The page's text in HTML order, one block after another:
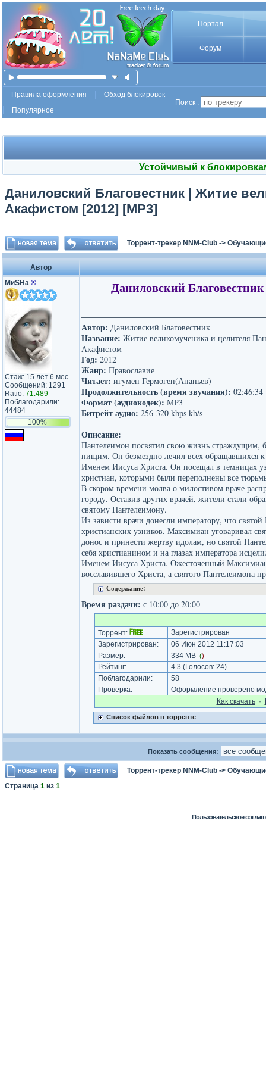
Портал
Форум
Правила оформления
Обход блокировок
Популярное
Поиск :
Устойчивый к
Даниловский Благовестник | Житие
Акафистом [2012] [MP3]
Торрент-трекер NNM-Club ->
Автор
МиSHа ®
Стаж: 15 лет 6 мес.
Сообщений: 1291
Ratio: 71.489
Поблагодарили:
44484
100%
Даниловский
Автор: Даниловский Благовестник
Название: Житие великомученика и целителя
Акафистом
Год: 2012
Жанр: Православие
Читает: игумен Гермоген(Ананьев)
Продолжительность (время звучания): 02:46:34
Формат (аудиокодек): MP3
Битрейт аудио: 256-320 kbps kb/s
Описание:
Пантелеимон посвятил свою жизнь страждущим,
нищим. Он безмездно лечил всех обращавшихся
Именем Иисуса Христа. Он посещал в темницах
христиан, которыми были переполнены все
В скором времени молва о милостивом враче
городу. Оставив других врачей, жители стали
святому Пантелеимону.
Из зависти врачи донесли императору, что
христианских узников. Максимиан уговаривал
донос и принести жертву идолам, но святой
себя христианином и на глазах императора
Именем Иисуса Христа. Ожесточенный
восславившего Христа, а святого Пантелеимона
Содержание:
Время раздачи: с 10:00 до 20:00
Торрент:
Зарегистрирован
Зарегистрирован:
06 Июн 2012 11:17:03
Размер:
334 MB ()
Рейтинг: 4.3 (Голосов: 24)
Поблагодарили:
58
Проверка:
Оформление проверено
Как cкачать·
Список файлов в торренте
Показать сообщения:
Торрент-трекер NNM-Club ->
Страница 1 из 1
Пользовательское